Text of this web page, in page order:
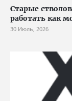
Старые
работать как
30 Июль, 2026